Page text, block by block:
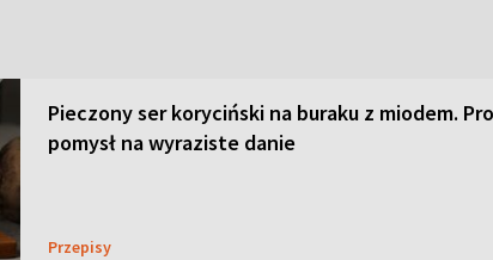
Pieczony ser koryciński na buraku z miodem.
pomysł na wyraziste danie
Przepisy